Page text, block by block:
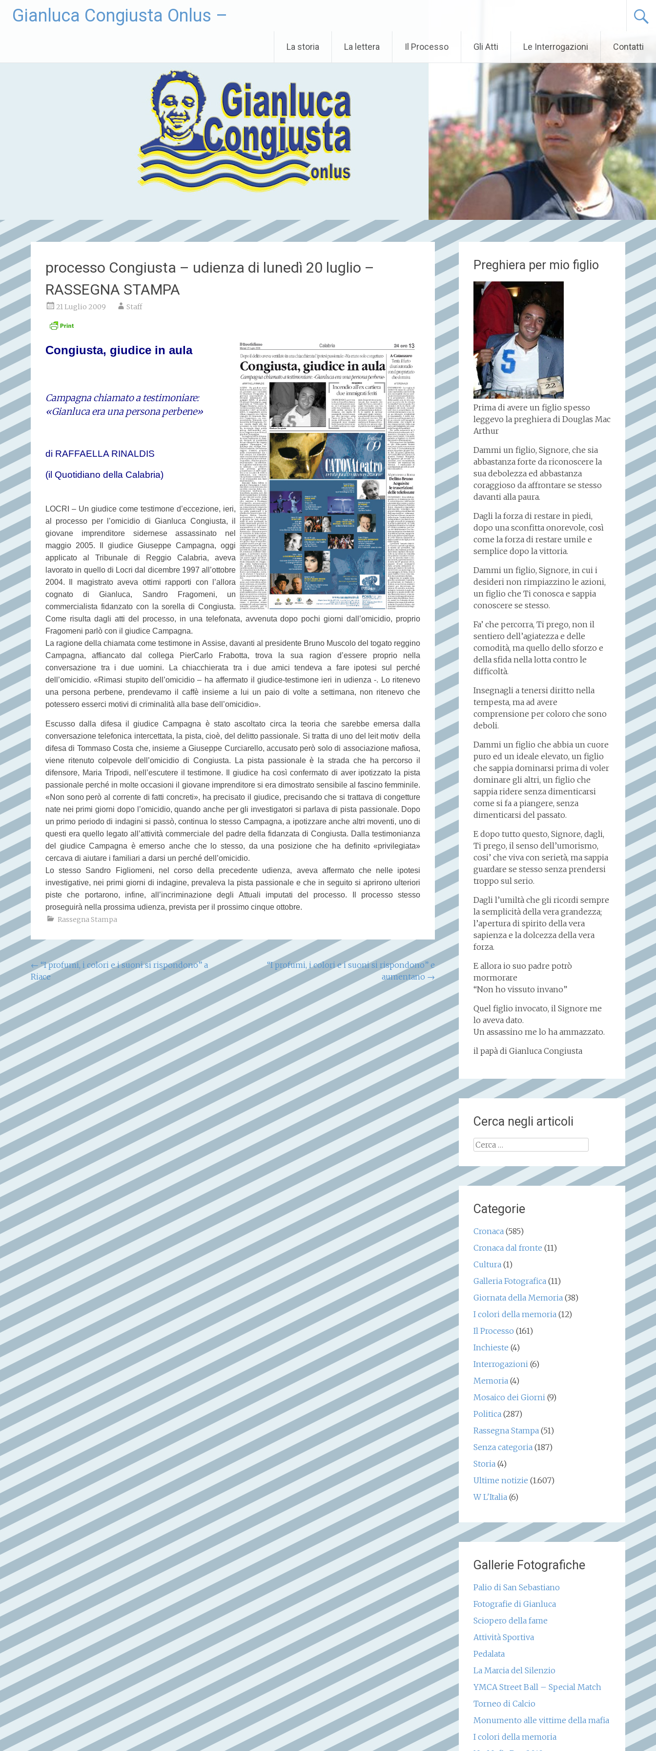
Gianluca Congiusta Onlus –
La storia La lettera Il Processo Gli Atti Le Interrogazioni Contatti
processo Congiusta – udienza di lunedì 20 luglio –
RASSEGNA STAMPA
21 Luglio 2009 Staff
Congiusta, giudice in aula
Campagna chiamato a testimoniare:
«Gianluca era una persona perbene»
di RAFFAELLA RINALDIS
(il Quotidiano della Calabria)
LOCRI – Un giudice come testimone d’eccezione, ieri,
al processo per l’omicidio di Gianluca Congiusta, il
giovane imprenditore sidernese assassinato nel
maggio 2005. Il giudice Giuseppe Campagna, oggi
applicato al Tribunale di Reggio Calabria, aveva
lavorato in quello di Locri dal dicembre 1997 all’ottobre
2004. Il magistrato aveva ottimi rapporti con l’allora
cognato di Gianluca, Sandro Fragomeni, un
commercialista fidanzato con la sorella di Congiusta.
Come risulta dagli atti del processo, in una telefonata, avvenuta dopo pochi giorni dall’omicidio, proprio
Fragomeni parlò con il giudice Campagna.
La ragione della chiamata come testimone in Assise, davanti al presidente Bruno Muscolo del togato reggino
Campagna, affiancato dal collega PierCarlo Frabotta, trova la sua ragion d’essere proprio nella
conversazione tra i due uomini. La chiacchierata tra i due amici tendeva a fare ipotesi sul perché
dell’omicidio. «Rimasi stupito dell’omicidio – ha affermato il giudice-testimone ieri in udienza -. Lo ritenevo
una persona perbene, prendevamo il caffè insieme a lui un paio di volte a settimana, non ritenevo che
potessero esserci motivi di criminalità alla base dell’omicidio».
Escusso dalla difesa il giudice Campagna è stato ascoltato circa la teoria che sarebbe emersa dalla
conversazione telefonica intercettata, la pista, cioè, del delitto passionale. Si tratta di uno del leit motiv della
difesa di Tommaso Costa che, insieme a Giuseppe Curciarello, accusato però solo di associazione mafiosa,
viene ritenuto colpevole dell’omicidio di Congiusta. La pista passionale è la strada che ha percorso il
difensore, Maria Tripodi, nell’escutere il testimone. Il giudice ha così confermato di aver ipotizzato la pista
passionale perché in molte occasioni il giovane imprenditore si era dimostrato sensibile al fascino femminile.
«Non sono però al corrente di fatti concreti», ha precisato il giudice, precisando che si trattava di congetture
nate nei primi giorni dopo l’omicidio, quando anche per gli investigatori si parlava di pista passionale. Dopo
un primo periodo di indagini si passò, continua lo stesso Campagna, a ipotizzare anche altri moventi, uno di
questi era quello legato all’attività commerciale del padre della fidanzata di Congiusta. Dalla testimonianza
del giudice Campagna è emerso anche che lo stesso, da una posizione che ha definito «privilegiata»
cercava di aiutare i familiari a darsi un perché dell’omicidio.
Lo stesso Sandro Figliomeni, nel corso della precedente udienza, aveva affermato che nelle ipotesi
investigative, nei primi giorni di indagine, prevaleva la pista passionale e che in seguito si aprirono ulteriori
piste che portarono, infine, all’incriminazione degli Attuali imputati del processo. Il processo stesso
proseguirà nella prossima udienza, prevista per il prossimo cinque ottobre.
Rassegna Stampa
Navigazione
articoli
←“I profumi, i colori e i suoni si rispondono” a
Riace
“I profumi, i colori e i suoni si rispondono” e
aumentano →
Preghiera per mio figlio
Prima di avere un figlio spesso
leggevo la preghiera di Douglas Mac
Arthur
Dammi un figlio, Signore, che sia
abbastanza forte da riconoscere la
sua debolezza ed abbastanza
coraggioso da affrontare se stesso
davanti alla paura.
Dagli la forza di restare in piedi,
dopo una sconfitta onorevole, così
come la forza di restare umile e
semplice dopo la vittoria.
Dammi un figlio, Signore, in cui i
desideri non rimpiazzino le azioni,
un figlio che Ti conosca e sappia
conoscere se stesso.
Fa’ che percorra, Ti prego, non il
sentiero dell’agiatezza e delle
comodità, ma quello dello sforzo e
della sfida nella lotta contro le
difficoltà.
Insegnagli a tenersi diritto nella
tempesta, ma ad avere
comprensione per coloro che sono
deboli.
Dammi un figlio che abbia un cuore
puro ed un ideale elevato, un figlio
che sappia dominarsi prima di voler
dominare gli altri, un figlio che
sappia ridere senza dimenticarsi
come si fa a piangere, senza
dimenticarsi del passato.
E dopo tutto questo, Signore, dagli,
Ti prego, il senso dell’umorismo,
cosi’ che viva con serietà, ma sappia
guardare se stesso senza prendersi
troppo sul serio.
Dagli l’umiltà che gli ricordi sempre
la semplicità della vera grandezza;
l’apertura di spirito della vera
sapienza e la dolcezza della vera
forza.
E allora io suo padre potrò
mormorare
“Non ho vissuto invano”
Quel figlio invocato, il Signore me
lo aveva dato.
Un assassino me lo ha ammazzato.
il papà di Gianluca Congiusta
Cerca negli articoli
Ricerca
Categorie
Cronaca(585)
Cronaca dal fronte (11)
Cultura(1)
Galleria Fotografica(11)
Giornata della Memoria(38)
I colori della memoria(12)
Il Processo (161)
Inchieste (4)
Interrogazioni(6)
Memoria(4)
Mosaico dei Giorni(9)
Politica(287)
Rassegna Stampa(51)
Senza categoria(187)
Storia(4)
Ultime notizie (1.607)
W L'Italia(6)
Gallerie Fotografiche
Palio di San Sebastiano
Fotografie di Gianluca
Sciopero della fame
Attività Sportiva
Pedalata
La Marcia del Silenzio
YMCA Street Ball – Special Match
Torneo di Calcio
Monumento alle vittime della mafia
I colori della memoria